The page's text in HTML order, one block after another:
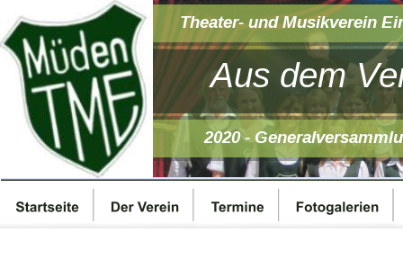
Aus dem
2020 -
Theater- und Musikverein